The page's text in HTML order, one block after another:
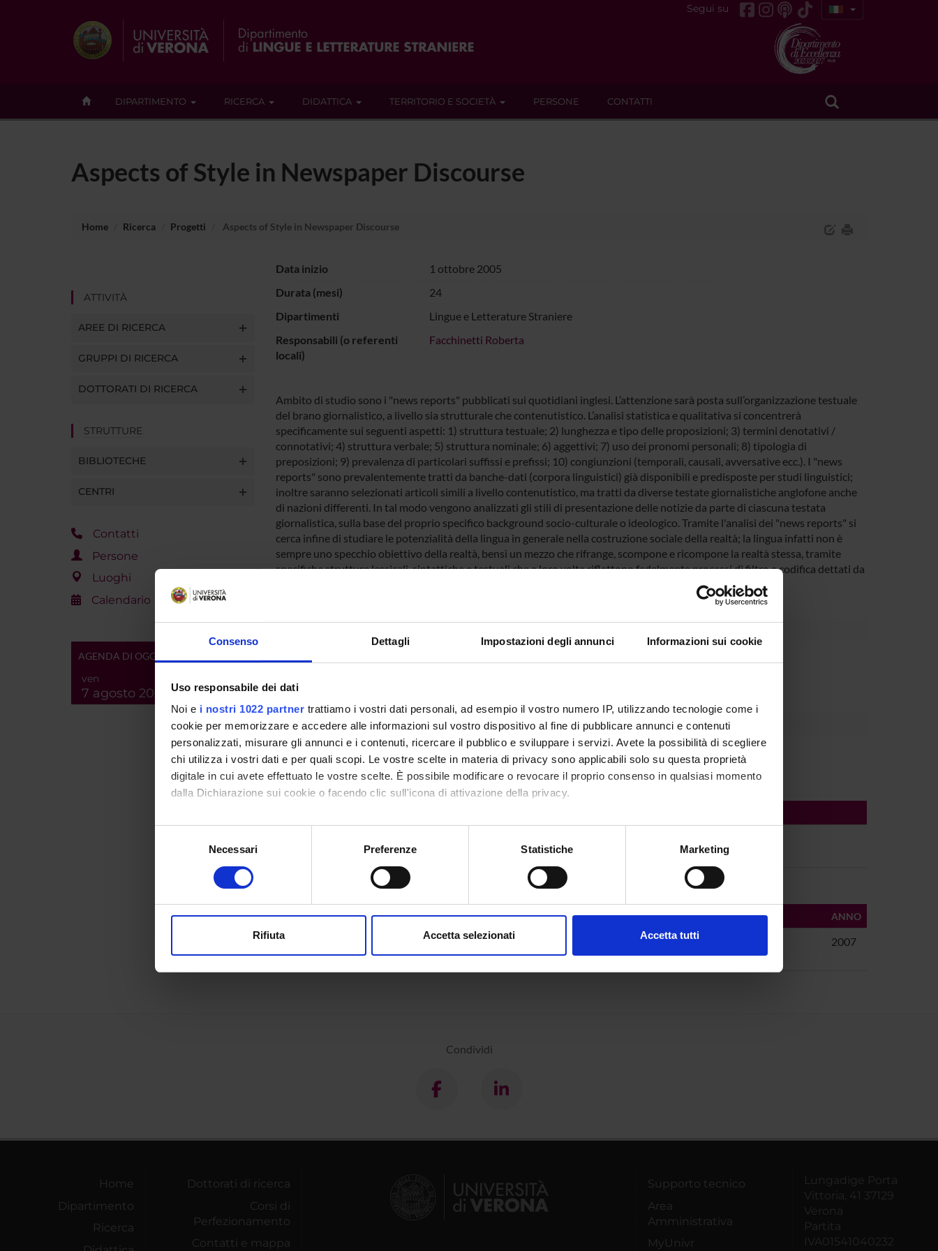
Consenso Dettagli Impostazioni degli annunci Informazioni sui cookie
Uso responsabile dei dati
Noi e i nostri 1022 partner trattiamo i vostri dati personali, ad esempio il vostro numero IP, utilizzando tecnologie come i
cookie per memorizzare e accedere alle informazioni sul vostro dispositivo al fine di pubblicare annunci e contenuti
personalizzati, misurare gli annunci e i contenuti, ricercare il pubblico e sviluppare i servizi. Avete la possibilità di scegliere
chi utilizza i vostri dati e per quali scopi. Le vostre scelte in materia di privacy sono applicabili solo su questa proprietà
digitale in cui avete effettuato le vostre scelte. È possibile modificare o revocare il proprio consenso in qualsiasi momento
dalla Dichiarazione sui cookie o facendo clic sull'icona di attivazione della privacy.
Con il tuo consenso, vorremmo anche:
raccogliere informazioni sulla tua posizione geografica, con un'approssimazione di qualche metro,
digitali).
modificare o ritirare il tuo consenso in qualsiasi momento dalla Dichiarazione sui cookie.
Necessari Preferenze Statistiche Marketing
Rifiuta Accetta selezionati Accetta tutti
Segui su
DIPARTIMENTO RICERCA DIDATTICA TERRITORIO E SOCIETÀ PERSONE CONTATTI
Aspects of Style in Newspaper Discourse
Home Ricerca Progetti Aspects of Style in Newspaper Discourse
ATTIVITÀ
AREE DI RICERCA
GRUPPI DI RICERCA
DOTTORATI DI RICERCA
STRUTTURE
BIBLIOTECHE
CENTRI
Contatti
Persone
Luoghi
Calendario
AGENDA DI OGGI
ven
7 agosto 2026
Data inizio
1 ottobre 2005
Durata (mesi)
24
Dipartimenti
Lingue e Letterature Straniere
Responsabili (o referenti
locali)
Facchinetti Roberta
Ambito di studio sono i "news reports" pubblicati sui quotidiani inglesi. L’attenzione sarà posta sull’organizzazione testuale
del brano giornalistico, a livello sia strutturale che contenutistico. L’analisi statistica e qualitativa si concentrerà
specificamente sui seguenti aspetti: 1) struttura testuale; 2) lunghezza e tipo delle proposizioni; 3) termini denotativi /
connotativi; 4) struttura verbale; 5) struttura nominale; 6) aggettivi; 7) uso dei pronomi personali; 8) tipologia di
preposizioni; 9) prevalenza di particolari suffissi e prefissi; 10) congiunzioni (temporali, causali, avversative ecc.). I "news
reports" sono prevalentemente tratti da banche-dati (corpora linguistici) già disponibili e predisposte per studi linguistici;
inoltre saranno selezionati articoli simili a livello contenutistico, ma tratti da diverse testate giornalistiche anglofone anche
di nazioni differenti. In tal modo vengono analizzati gli stili di presentazione delle notizie da parte di ciascuna testata
giornalistica, sulla base del proprio specifico background socio-culturale o ideologico. Tramite l'analisi dei "news reports" si
cerca infine di studiare le potenzialità della lingua in generale nella costruzione sociale della realtà; la lingua infatti non è
sempre uno specchio obiettivo della realtà, bensì un mezzo che rifrange, scompone e ricompone la realtà stessa, tramite
specifiche strutture lessicali, sintattiche e testuali che a loro volta riflettono fedelmente processi di filtro e codifica dettati da
PARTECIPANTI AL PROGETTO
Roberta Facchinetti Professore ordinario
Grammar and Syntax – Grammatik und Syntax
TITOLO
AUTORI ANNO
Review of: Los, Bettelou (2005) "The Rise of the To-Infinitive", Oxford, Oxford University
Press
Roberta
2007
Condividi
Home
Dipartimento
Ricerca
Dottorati di ricerca
Corsi di
Perfezionamento
Contatti e mappa
Supporto tecnico
Area
Amministrativa
MyUnivr
Lungadige Porta
Vittoria, 41 37129
Verona
Partita
IVA01541040232